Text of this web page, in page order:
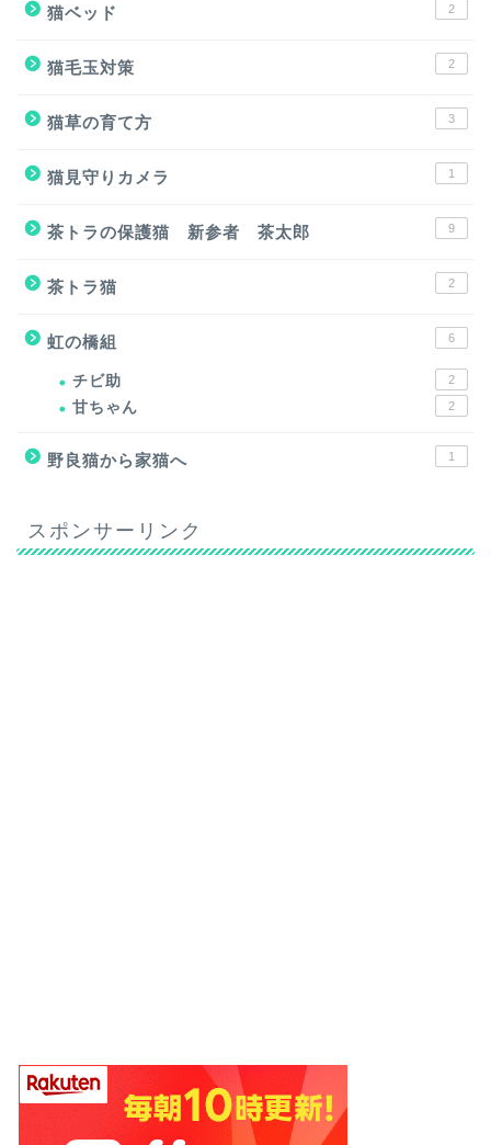
猫ベッド 2
猫毛玉対策 2
猫草の育て方 3
猫見守りカメラ 1
茶トラの保護猫 新参者 茶太郎 9
茶トラ猫 2
虹の橋組 6
チビ助 2
甘ちゃん 2
野良猫から家猫へ 1
スポンサーリンク